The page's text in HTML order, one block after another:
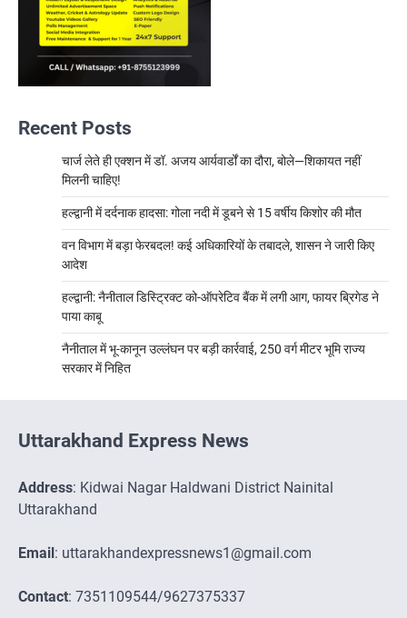
Recent Posts
चार्ज लेते ही एक्शन में डॉ. अजय आर्यवार्डों का दौरा, बोले—शिकायत नहीं
मिलनी चाहिए!
हल्द्वानी में दर्दनाक हादसा: गोला नदी में डूबने से 15 वर्षीय किशोर की मौत
वन विभाग में बड़ा फेरबदल! कई अधिकारियों के तबादले, शासन ने जारी किए
आदेश
हल्द्वानी: नैनीताल डिस्ट्रिक्ट को-ऑपरेटिव बैंक में लगी आग, फायर ब्रिगेड ने
पाया काबू
नैनीताल में भू-कानून उल्लंघन पर बड़ी कार्रवाई, 250 वर्ग मीटर भूमि राज्य
सरकार में निहित
Uttarakhand Express News
Address: Kidwai Nagar Haldwani District Nainital
Uttarakhand
Email : uttarakhandexpressnews1@gmail.com
Contact: 7351109544/9627375337